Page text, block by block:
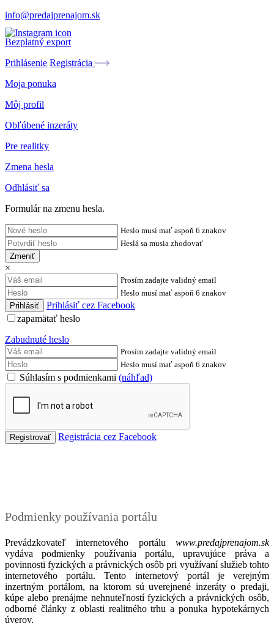
info@predajprenajom.sk
Bezplatný export
Prihlásenie Registrácia
Moja ponuka
Môj profil
Obľúbené inzeráty
Pre realitky
Zmena hesla
Odhlásiť sa
Formulár na zmenu hesla.
Heslo musí mať aspoň 6 znakov
Heslá sa musia zhodovať
Zmeniť
×
Prosím zadajte validný email
Heslo musí mať aspoň 6 znakov
Prihlásiť cez Facebook
zapamätať heslo
Zabudnuté heslo
Prosím zadajte validný email
Heslo musí mať aspoň 6 znakov
Súhlasím s podmienkami (náhľad)
Registrácia cez Facebook
Podmienky používania portálu
Prevádzkovateľ internetového portálu www.predajprenajom.sk
vydáva podmienky používania portálu, upravujúce práva a
povinnosti fyzických a právnických osôb pri využívaní služieb tohto
internetového portálu. Tento internetový portál je verejným
inzertným portálom, na ktorom sú uverejnené inzeráty o predaji,
kúpe alebo prenájme nehnuteľností fyzických a právnických osôb,
odborné články z oblasti realitného trhu a ponuka hypotekárnych
úverov.